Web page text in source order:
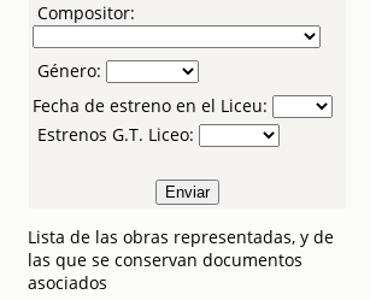
Compositor:
Género:
Fecha de estreno en el Liceu:
Estrenos G.T. Liceo:
Lista de las obras representadas, y de
las que se conservan documentos
asociados